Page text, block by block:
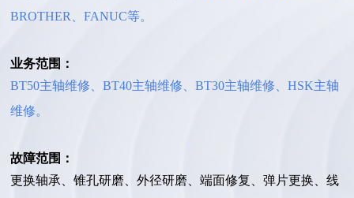
BROTHER、FANUC等。
业务范围：
BT50主轴维修、BT40主轴维修、BT30主轴维修、HSK主轴
维修。
故障范围：
更换轴承、锥孔研磨、外径研磨、端面修复、弹片更换、线